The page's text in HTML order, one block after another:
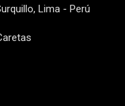
Lima - Perú